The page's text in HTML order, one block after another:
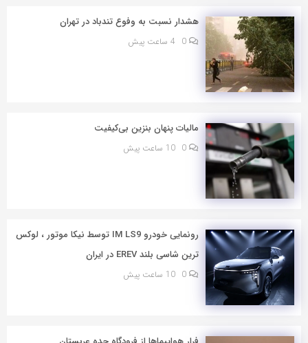
هشدار نسبت به وفوع تندباد در تهران
0 4 ساعت پیش
مالیات پنهان بنزین بی‌کیفیت
0 10 ساعت پیش
رونمایی خودرو IM LS9 توسط نیکا موتور ، لوکس
ترین شاسی بلند EREV در ایران
0 10 ساعت پیش